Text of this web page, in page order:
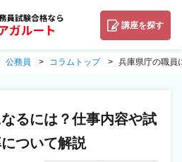
講座を探す
公務員 コラムトップ 兵庫県庁の職員
るには？仕事内容や試
ついて解説